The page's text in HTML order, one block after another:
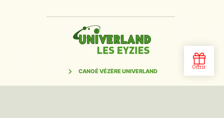
CANOÉ VÉZÈRE UNIVERLAND